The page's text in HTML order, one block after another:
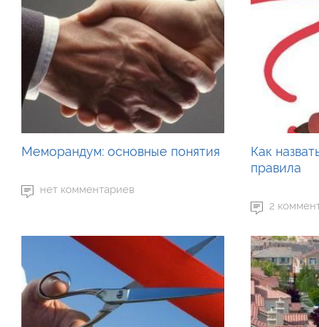
Меморандум: основные понятия
нет комментариев
Как
правила
2